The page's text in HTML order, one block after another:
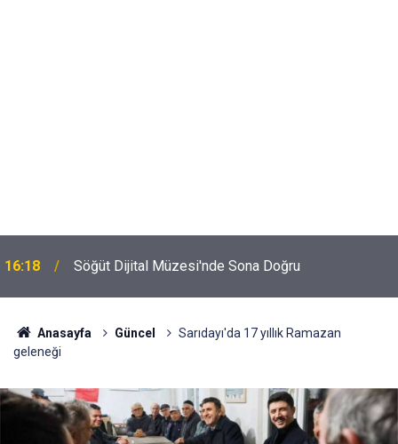
16:18 Söğüt Dijital Müzesi'nde Sona Doğru
Anasayfa Güncel
Sarıdayı'da 17 yıllık Ramazan
geleneği